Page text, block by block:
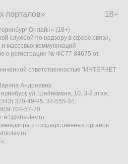
18+
порталов»
Онлайн» (18+)
службой по надзору в сфере связи,
массовых коммуникаций
о регистрации № ФС77-84675 от
ответственностью "ИНТЕРНЕТ
Андреевна
ул. Шейнкмана, 10, 3-й этаж,
379-49-95, 34-555-34,
704-57-70
e1@shkulev.ru
и государственных органов: